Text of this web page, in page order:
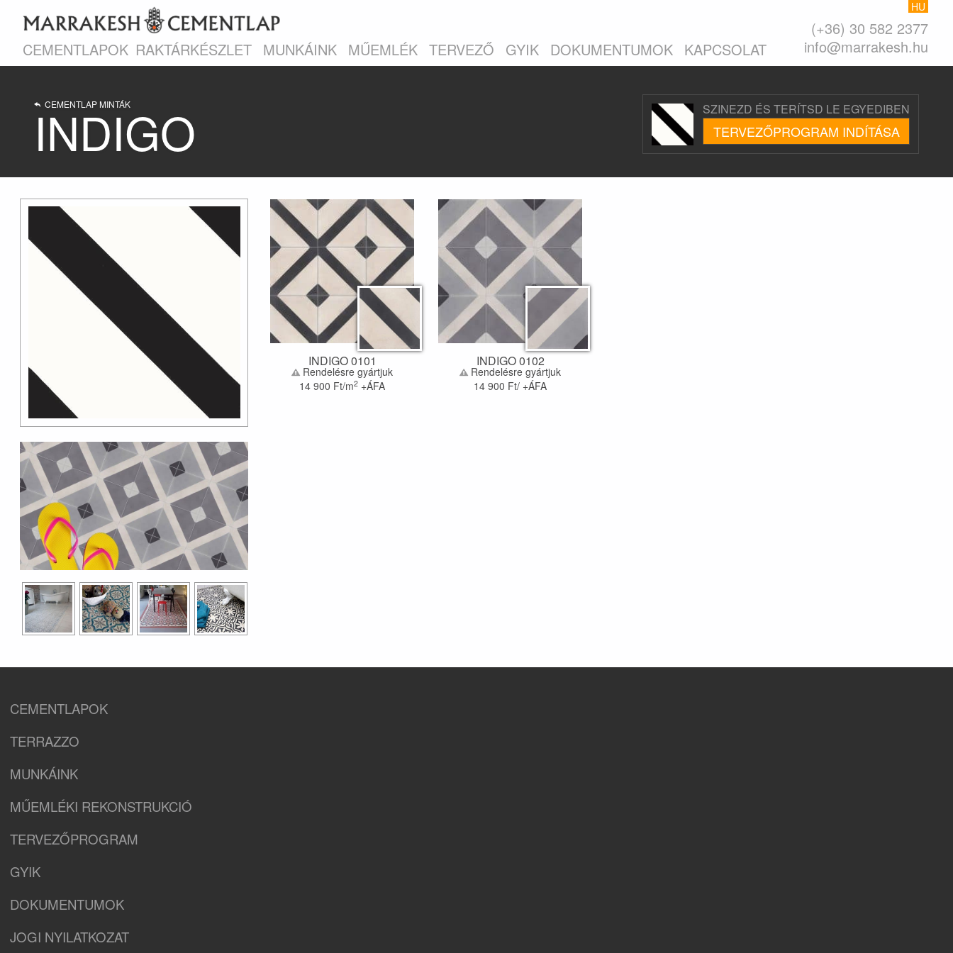
HU
CEMENTLAPOK RAKTÁRKÉSZLET MUNKÁINK MŰEMLÉK TERVEZŐ GYIK DOKUMENTUMOK KAPCSOLAT
(+36) 30 582 2377
info@marrakesh.hu
CEMENTLAP MINTÁK
INDIGO SZINEZD ÉS TERÍTSD LE EGYEDIBEN
TERVEZŐPROGRAM INDÍTÁSA
INDIGO 0101
Rendelésre gyártjuk
14 900 Ft/m2 +ÁFA
INDIGO 0102
Rendelésre gyártjuk
14 900 Ft/ +ÁFA
CEMENTLAPOK
TERRAZZO
MUNKÁINK
MŰEMLÉKI REKONSTRUKCIÓ
TERVEZŐPROGRAM
GYIK
DOKUMENTUMOK
JOGI NYILATKOZAT